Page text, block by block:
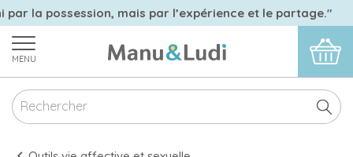
la possession, mais par l’expérience et le partage."
MENU